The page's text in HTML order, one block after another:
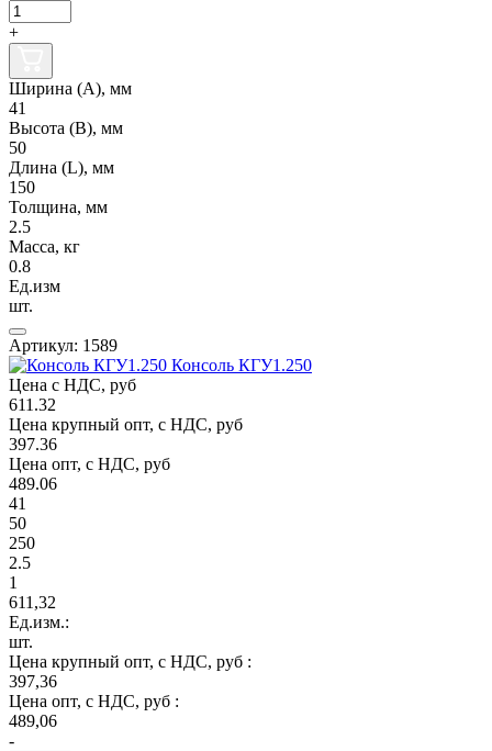
+
Ширина (А), мм
41
Высота (В), мм
50
Длина (L), мм
150
Толщина, мм
2.5
Масса, кг
0.8
Ед.изм
шт.
Артикул: 1589
Консоль КГУ1.250
Цена с НДС, руб
611.32
Цена крупный опт, с НДС, руб
397.36
Цена опт, с НДС, руб
489.06
41
50
250
2.5
1
611,32
Ед.изм.:
шт.
Цена крупный опт, с НДС, руб :
397,36
Цена опт, с НДС, руб :
489,06
-